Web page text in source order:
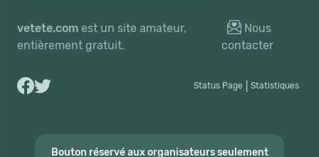
vetete.com est un site amateur,
entièrement gratuit.
Nous
contacter
Status Page Statistiques
Bouton réservé aux organisateurs seulement